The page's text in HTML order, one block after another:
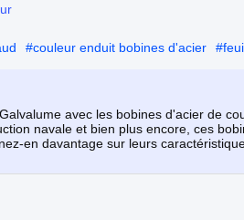
#couleur enduit bobines d'acier #
avec les bobines d'acier de
navale et bien plus encore, ces
en davantage sur leurs